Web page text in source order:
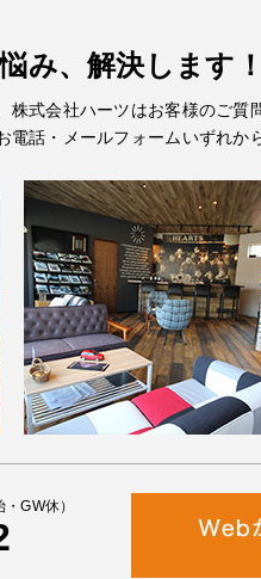
み、解決します！
式会社ハーツはお客様のご質
話・メールフォームいずれか
GW休）